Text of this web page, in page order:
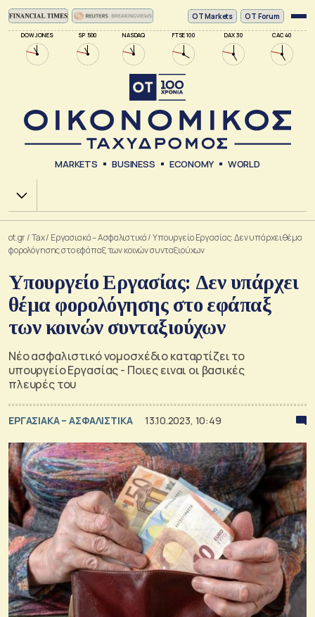
DOW JONES SP 500 NASDAQ FTSE 100 DAX 30 CAC 40
ΟΤ Markets OT Forum
MARKETS BUSINESS ECONOMY WORLD
Χ.Α.
ot.gr/Tax/ Εργασιακά – Ασφαλιστικά/Υπουργείο Εργασίας: Δεν υπάρχει θέμα
φορολόγησης στο εφάπαξ των κοινών συνταξιούχων
Υπουργείο Εργασίας: Δεν υπάρχει
θέμα φορολόγησης στο εφάπαξ
των κοινών συνταξιούχων
Νέο ασφαλιστικό νομοσχέδιο καταρτίζει το
υπουργείο Εργασίας - Ποιες ειναι οι βασικές
πλευρές του
ΕΡΓΑΣΙΑΚΑ – ΑΣΦΑΛΙΣΤΙΚΑ 13.10.2023, 10:49